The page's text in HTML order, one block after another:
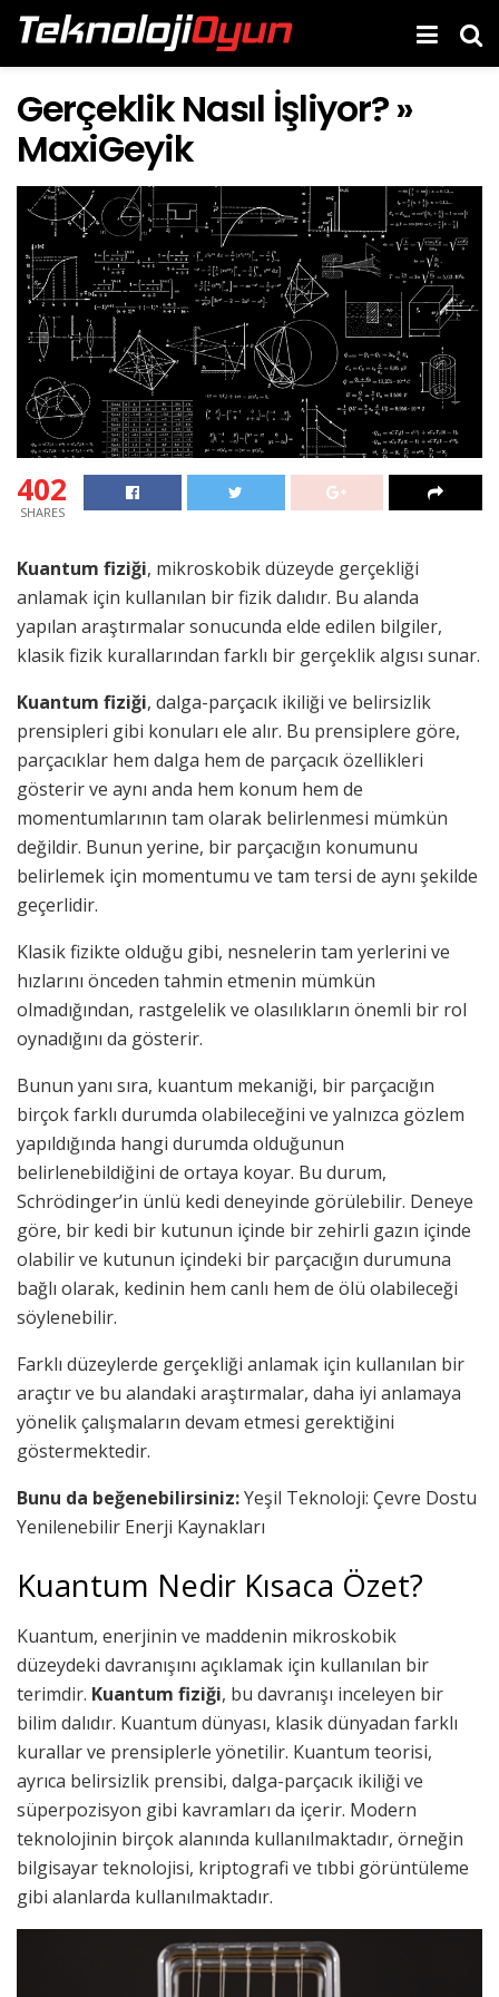
Gerçeklik Nasıl İşliyor? »
MaxiGeyik
402
SHARES
Kuantum fiziği, mikroskobik düzeyde gerçekliği
anlamak için kullanılan bir fizik dalıdır. Bu alanda
yapılan araştırmalar sonucunda elde edilen bilgiler,
klasik fizik kurallarından farklı bir gerçeklik algısı sunar.
Kuantum fiziği, dalga-parçacık ikiliği ve belirsizlik
prensipleri gibi konuları ele alır. Bu prensiplere göre,
parçacıklar hem dalga hem de parçacık özellikleri
gösterir ve aynı anda hem konum hem de
momentumlarının tam olarak belirlenmesi mümkün
değildir. Bunun yerine, bir parçacığın konumunu
belirlemek için momentumu ve tam tersi de aynı şekilde
geçerlidir.
Klasik fizikte olduğu gibi, nesnelerin tam yerlerini ve
hızlarını önceden tahmin etmenin mümkün
olmadığından, rastgelelik ve olasılıkların önemli bir rol
oynadığını da gösterir.
Bunun yanı sıra, kuantum mekaniği, bir parçacığın
birçok farklı durumda olabileceğini ve yalnızca gözlem
yapıldığında hangi durumda olduğunun
belirlenebildiğini de ortaya koyar. Bu durum,
Schrödinger’in ünlü kedi deneyinde görülebilir. Deneye
göre, bir kedi bir kutunun içinde bir zehirli gazın içinde
olabilir ve kutunun içindeki bir parçacığın durumuna
bağlı olarak, kedinin hem canlı hem de ölü olabileceği
söylenebilir.
Farklı düzeylerde gerçekliği anlamak için kullanılan bir
araçtır ve bu alandaki araştırmalar, daha iyi anlamaya
yönelik çalışmaların devam etmesi gerektiğini
göstermektedir.
Bunu da beğenebilirsiniz:Yeşil Teknoloji: Çevre Dostu
Yenilenebilir Enerji Kaynakları
Kuantum Nedir Kısaca Özet?
Kuantum, enerjinin ve maddenin mikroskobik
düzeydeki davranışını açıklamak için kullanılan bir
terimdir. Kuantum fiziği, bu davranışı inceleyen bir
bilim dalıdır. Kuantum dünyası, klasik dünyadan farklı
kurallar ve prensiplerle yönetilir. Kuantum teorisi,
ayrıca belirsizlik prensibi, dalga-parçacık ikiliği ve
süperpozisyon gibi kavramları da içerir. Modern
teknolojinin birçok alanında kullanılmaktadır, örneğin
bilgisayar teknolojisi, kriptografi ve tıbbi görüntüleme
gibi alanlarda kullanılmaktadır.